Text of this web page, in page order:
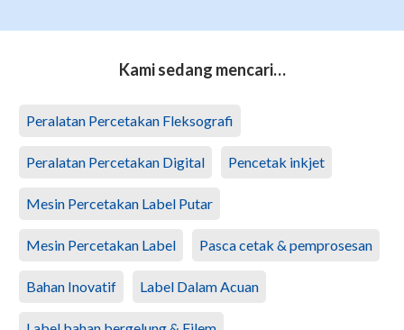
Kami sedang mencari…
Peralatan Percetakan Fleksografi
Peralatan Percetakan Digital Pencetak inkjet
Mesin Percetakan Label Putar
Mesin Percetakan Label Pasca cetak & pemprosesan
Bahan Inovatif Label Dalam Acuan